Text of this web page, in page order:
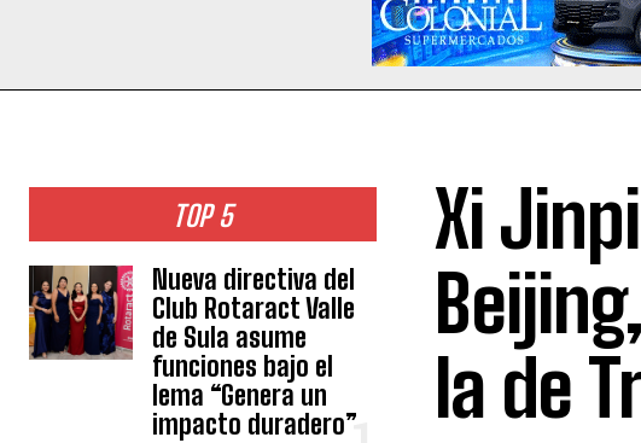
TOP 5
Nueva directiva del
Club Rotaract Valle
de Sula asume
funciones bajo el
lema “Genera un
impacto duradero”
Xi
la de